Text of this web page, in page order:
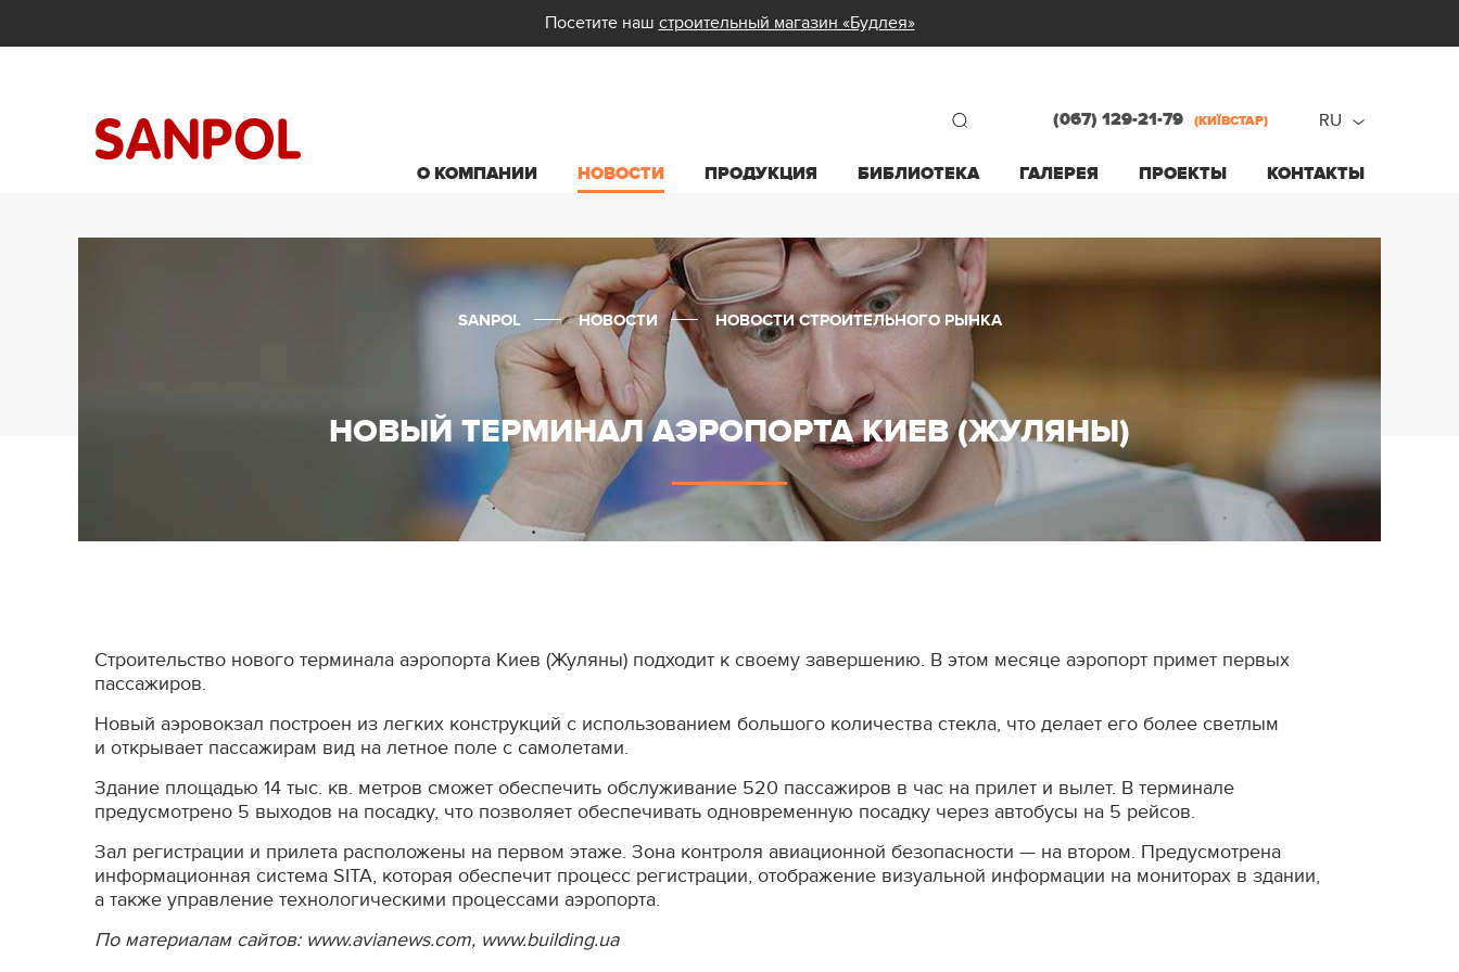
Посетите наш строительный магазин «Будлея»
О КОМПАНИИ НОВОСТИ ПРОДУКЦИЯ БИБЛИОТЕКА ГАЛЕРЕЯ ПРОЕКТЫ КОНТАКТЫ
(067) 129-21-79 (КИЇВСТАР)
RU
ua
НОВЫЙ ТЕРМИНАЛ АЭРОПОРТА КИЕВ (ЖУЛЯНЫ)
SANPOL НОВОСТИ НОВОСТИ СТРОИТЕЛЬНОГО РЫНКА
Строительство нового терминала аэропорта Киев (Жуляны) подходит к своему завершению. В этом месяце аэропорт примет первых
пассажиров.
Новый аэровокзал построен из легких конструкций с использованием большого количества стекла, что делает его более светлым
и открывает пассажирам вид на летное поле с самолетами.
Здание площадью 14 тыс. кв. метров сможет обеспечить обслуживание 520 пассажиров в час на прилет и вылет. В терминале
предусмотрено 5 выходов на посадку, что позволяет обеспечивать одновременную посадку через автобусы на 5 рейсов.
Зал регистрации и прилета расположены на первом этаже. Зона контроля авиационной безопасности — на втором. Предусмотрена
информационная система SITA, которая обеспечит процесс регистрации, отображение визуальной информации на мониторах в здании,
а также управление технологическими процессами аэропорта.
По материалам сайтов: www.avianews.com, www.building.ua